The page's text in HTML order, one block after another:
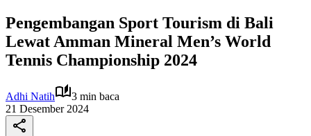
Pengembangan Sport Tourism di Bali
Lewat Amman Mineral Men’s World
Tennis Championship 2024
Adhi Natih
3 min baca
21 Desember 2024